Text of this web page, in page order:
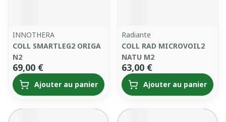
INNOTHERA
COLL SMARTLEG2 ORIGA
N2
69,00 €
Ajouter au panier
Radiante
COLL RAD MICROVOIL2
NATU M2
63,00 €
Ajouter au panier